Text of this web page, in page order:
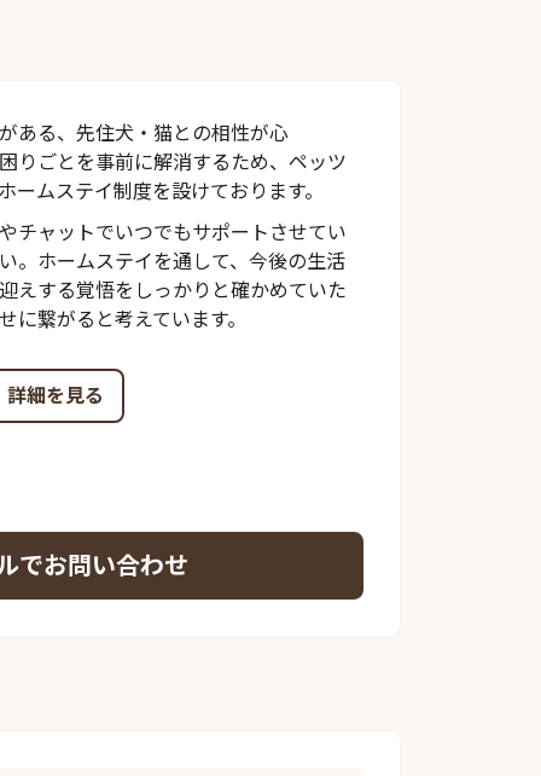
ある、先住犬・猫との相性が心
りごとを事前に解消するため、ペッツ
ムステイ制度を設けております。
チャットでいつでもサポートさせてい
。ホームステイを通して、今後の生活
えする覚悟をしっかりと確かめていた
繋がると考えています。
詳細を見る
でお問い合わせ